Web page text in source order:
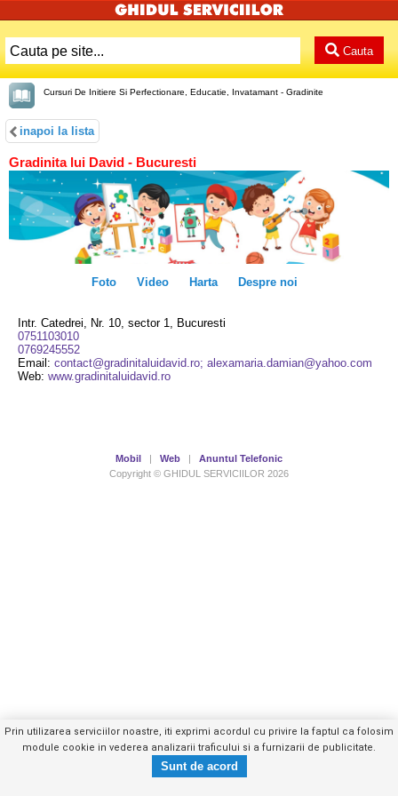
Cauta
Cursuri De Initiere Si Perfectionare, Educatie, Invatamant - Gradinite
inapoi la lista
Gradinita lui David - Bucuresti
Foto Video Harta Despre noi
Intr. Catedrei, Nr. 10, sector 1, Bucuresti
0751103010
0769245552
Email: contact@gradinitaluidavid.ro; alexamaria.damian@yahoo.com
Web: www.gradinitaluidavid.ro
Trimite mesaj privat
Mobil | Web | Anuntul Telefonic
Copyright © GHIDUL SERVICIILOR 2026
Prin utilizarea serviciilor noastre, iti exprimi acordul cu privire la faptul ca folosim
module cookie in vederea analizarii traficului si a furnizarii de publicitate.